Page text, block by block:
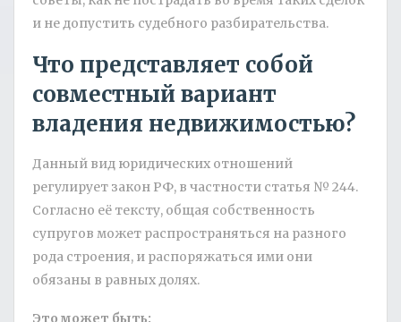
и не допустить судебного разбирательства.
Что представляет собой
совместный вариант
владения недвижимостью?
Данный вид юридических отношений
регулирует закон РФ, в частности статья № 244.
Согласно её тексту, общая собственность
супругов может распространяться на разного
рода строения, и распоряжаться ими они
обязаны в равных долях.
Это может быть: